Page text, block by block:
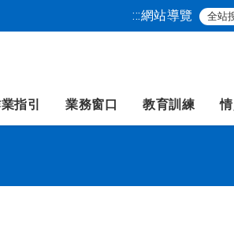
:::網站導覽
指引 業務窗口 教育訓練